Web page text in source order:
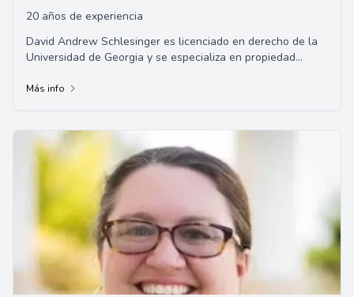
20 años de experiencia
David Andrew Schlesinger es licenciado en derecho de la
Universidad de Georgia y se especializa en propiedad
Más info